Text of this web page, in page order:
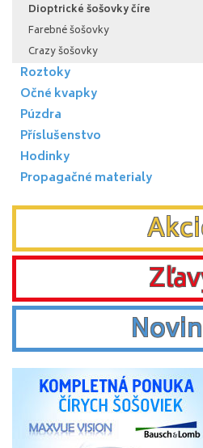
Dioptrické šošovky číre
Farebné šošovky
Crazy šošovky
Roztoky
Očné kvapky
Púzdra
Příslušenstvo
Hodinky
Propagačné materialy